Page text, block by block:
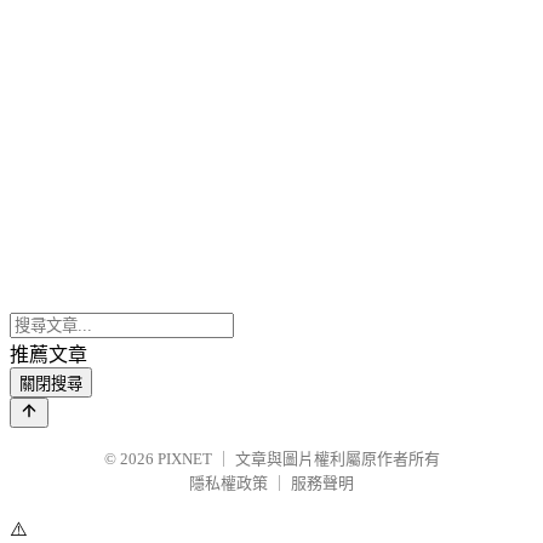
推薦文章
關閉搜尋
© 2026 PIXNET
文章與圖片權利屬原作者所有
隱私權政策
服務聲明
⚠️